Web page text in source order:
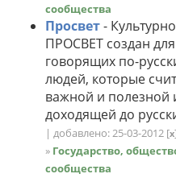
сообщества
Просвет-
ПРОСВЕТ создан
говорящих по-
людей, которые
важной и
доходящей до
| добавлено: 25-03-2012 [x]
» Государство,
сообщества